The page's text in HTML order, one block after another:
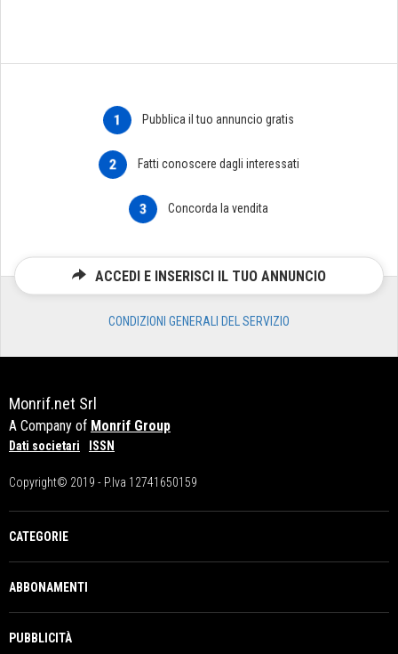
1 Pubblica il tuo annuncio gratis
2 Fatti conoscere dagli interessati
3 Concorda la vendita
ACCEDI E INSERISCI IL TUO ANNUNCIO
CONDIZIONI GENERALI DEL SERVIZIO
Monrif.net Srl
A Company of Monrif Group
Dati societari ISSN
Copyright© 2019 - P.Iva 12741650159
CATEGORIE
ABBONAMENTI
PUBBLICITÀ